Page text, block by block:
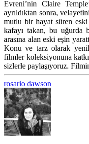
Evreni’nin Claire
ayrıldıktan sonra,
mutlu bir hayat süren eski
kafayı takan, bu uğurda
arasına alan eski eşin
Konu ve tarz olarak
filmler koleksiyonuna katkı
sizlerle paylaşıyoruz.
rosario dawson